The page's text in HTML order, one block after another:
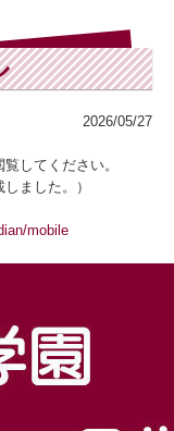
2026/05/27
してください。
ました。）
mobile